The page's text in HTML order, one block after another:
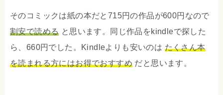
そのコミックは紙の本だと715円の作品が600円なので
割安で読める と思います。同じ作品をkindleで探した
ら、660円でした。Kindleよりも安いのは たくさん本
を読まれる方にはお得でおすすめ だと思います。